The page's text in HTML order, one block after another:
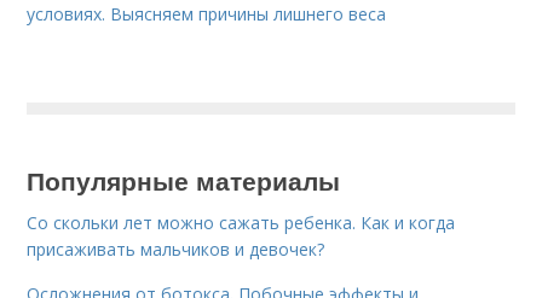
условиях. Выясняем причины лишнего веса
Популярные материалы
Со скольки лет можно сажать ребенка. Как и когда
присаживать мальчиков и девочек?